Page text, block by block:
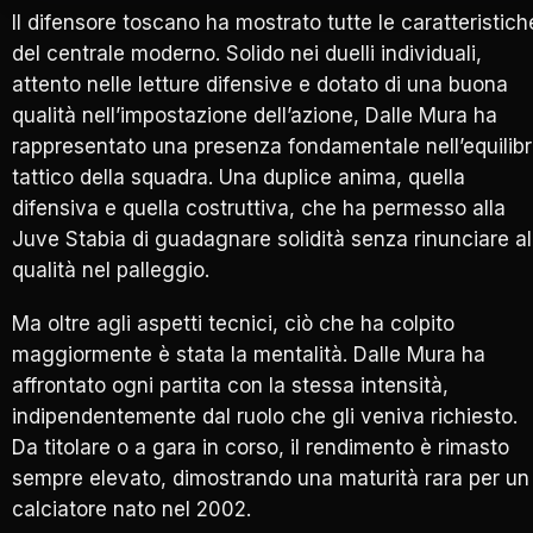
Il difensore toscano ha mostrato tutte le
del centrale moderno. Solido nei duelli individuali,
attento nelle letture difensive e dotato di una buona
qualità nell’impostazione dell’azione, Dalle Mura ha
rappresentato una presenza fondamentale
tattico della squadra. Una duplice anima, quella
difensiva e quella costruttiva, che ha permesso alla
Juve Stabia di guadagnare solidità senza rinunciare
qualità nel palleggio.
Ma oltre agli aspetti tecnici, ciò che ha colpito
maggiormente è stata la mentalità. Dalle Mura ha
affrontato ogni partita con la stessa intensità,
indipendentemente dal ruolo che gli veniva richiesto.
Da titolare o a gara in corso, il rendimento è rimasto
sempre elevato, dimostrando una maturità rara per un
calciatore nato nel 2002.